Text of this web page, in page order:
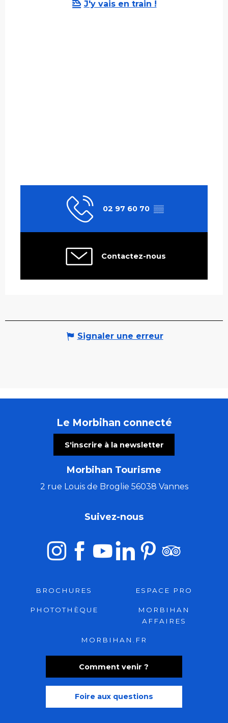
J'y vais en train !
02 97 60 70 ▒▒
Contactez-nous
Signaler une erreur
Le Morbihan connecté
S'inscrire à la newsletter
Morbihan Tourisme
2 rue Louis de Broglie 56038 Vannes
Comment venir ?
Foire aux questions
Suivez-nous
BROCHURES ESPACE PRO
PHOTOTHÈQUE
MORBIHAN
AFFAIRES
MORBIHAN.FR